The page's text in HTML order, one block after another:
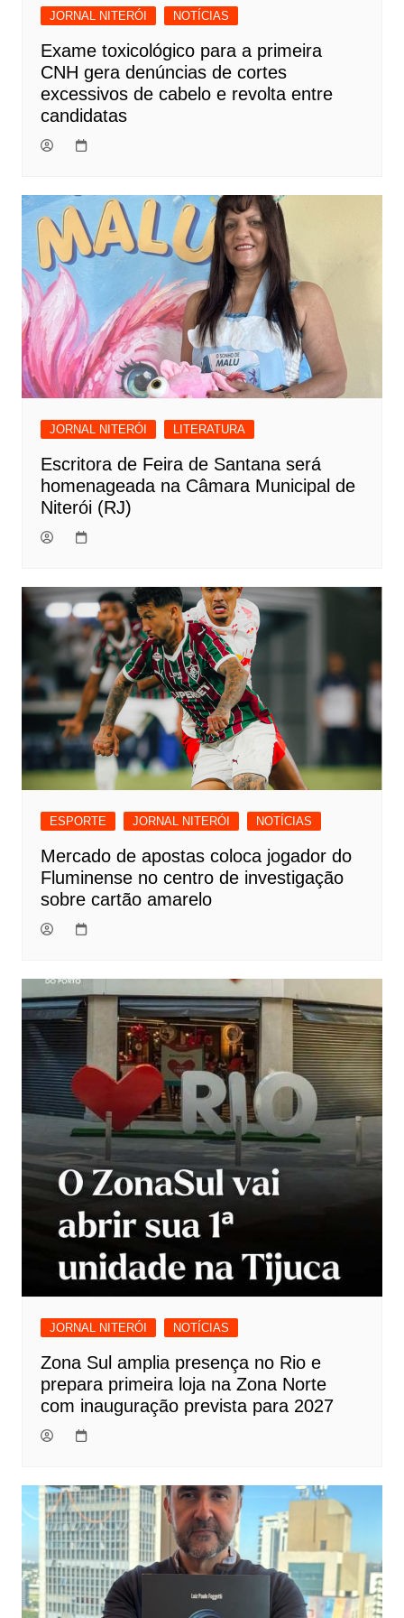
JORNAL NITERÓI NOTÍCIAS
Exame toxicológico para a primeira
CNH gera denúncias de cortes
excessivos de cabelo e revolta entre
candidatas
JORNAL NITERÓI LITERATURA
Escritora de Feira de Santana será
homenageada na Câmara Municipal de
Niterói (RJ)
ESPORTE JORNAL NITERÓI NOTÍCIAS
Mercado de apostas coloca jogador do
Fluminense no centro de investigação
sobre cartão amarelo
JORNAL NITERÓI NOTÍCIAS
Zona Sul amplia presença no Rio e
prepara primeira loja na Zona Norte
com inauguração prevista para 2027